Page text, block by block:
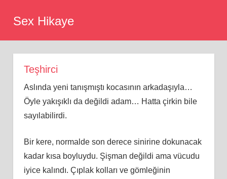
Sex Hikaye
Teşhirci
Aslında yeni tanışmıştı kocasının arkadaşıyla…
Öyle yakışıklı da değildi adam… Hatta çirkin bile
sayılabilirdi.
Bir kere, normalde son derece sinirine dokunacak
kadar kısa boyluydu. Şişman değildi ama vücudu
iyice kalındı. Çıplak kolları ve gömleğinin